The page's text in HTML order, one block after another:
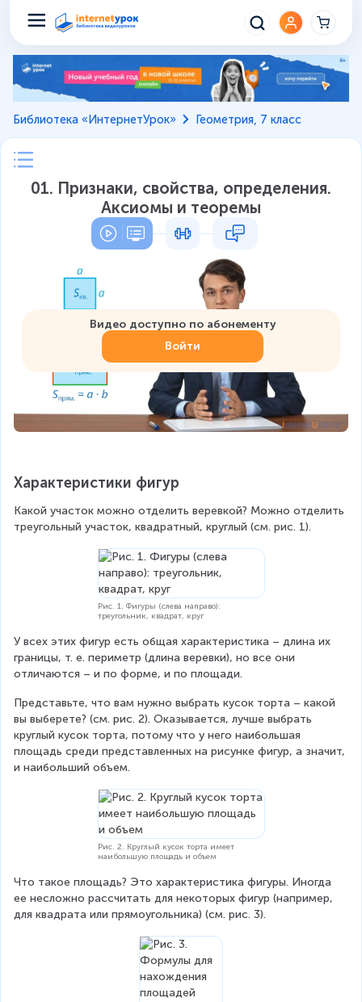
Библиотека «ИнтернетУрок» Геометрия, 7 класс
01. Признаки, свойства, определения.
Аксиомы и теоремы
Видео доступно по абонементу
Войти
Характеристики фигур
Какой участок можно отделить веревкой? Можно отделить
треугольный участок, квадратный, круглый (см. рис. 1).
Рис. 1. Фигуры (слева направо):
треугольник, квадрат, круг
У всех этих фигур есть общая характеристика – длина их
границы, т. е. периметр (длина веревки), но все они
отличаются – и по форме, и по площади.
Представьте, что вам нужно выбрать кусок торта – какой
вы выберете? (см. рис. 2). Оказывается, лучше выбрать
круглый кусок торта, потому что у него наибольшая
площадь среди представленных на рисунке фигур, а значит,
и наибольший объем.
Рис. 2. Круглый кусок торта имеет
наибольшую площадь и объем
Что такое площадь? Это характеристика фигуры. Иногда
ее несложно рассчитать для некоторых фигур (например,
для квадрата или прямоугольника) (см. рис. 3).